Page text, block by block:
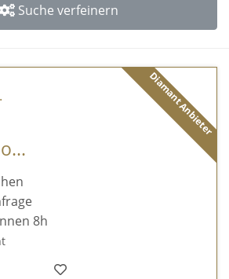
Suche verfeinern
Diamant Anbieter
8h